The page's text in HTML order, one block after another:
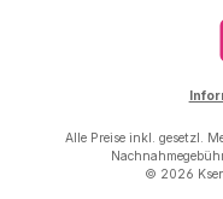
Alle Preise inkl. gesetzl.
© 2026